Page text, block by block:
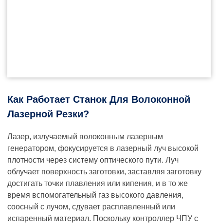
Как Работает Станок Для Волоконной
Лазерной Резки?
Лазер, излучаемый волоконным лазерным
генератором, фокусируется в лазерный луч высокой
плотности через систему оптического пути. Луч
облучает поверхность заготовки, заставляя заготовку
достигать точки плавления или кипения, и в то же
время вспомогательный газ высокого давления,
соосный с лучом, сдувает расплавленный или
испаренный материал. Поскольку контроллер ЧПУ с